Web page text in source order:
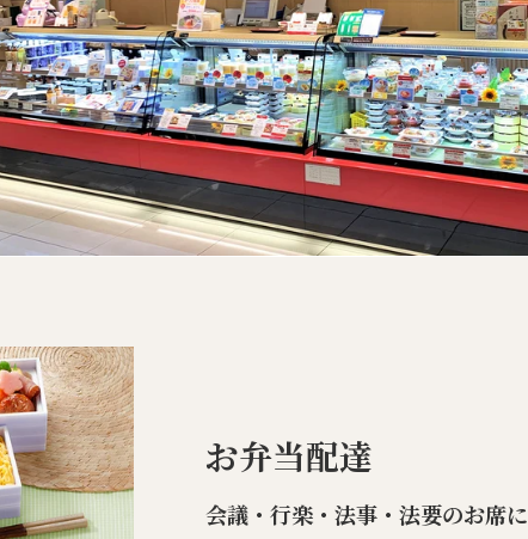
お弁当配達
会議・行楽・法事・法要のお席に